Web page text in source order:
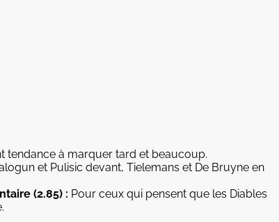
tendance à marquer tard et beaucoup.
et Pulisic devant, Tielemans et De Bruyne en
(2.85) : Pour ceux qui pensent que les Diables